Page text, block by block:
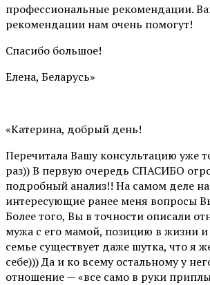
профессиональные рекомендации.
рекомендации нам очень помогут!
Спасибо большое!
Елена, Беларусь»
«Катерина, добрый день!
Перечитала Вашу консультацию уже
раз)) В первую очередь СПАСИБО
подробный анализ!! На самом деле
интересующие ранее меня вопросы
Более того, Вы в точности описали
мужа с его мамой, позицию в жизни и
семье существует даже шутка, что я
себе))) Да и ко всему остальному у
отношение — «все само в руки